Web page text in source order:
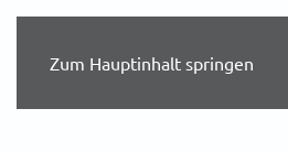
Zum Hauptinhalt springen